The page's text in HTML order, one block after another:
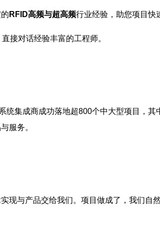
RFID高频与超高频行业经验，助您项目快
接对话经验丰富的工程师。
统集成商成功落地超800个中大型项目，
服务。
现与产品交给我们。项目做成了，我们自